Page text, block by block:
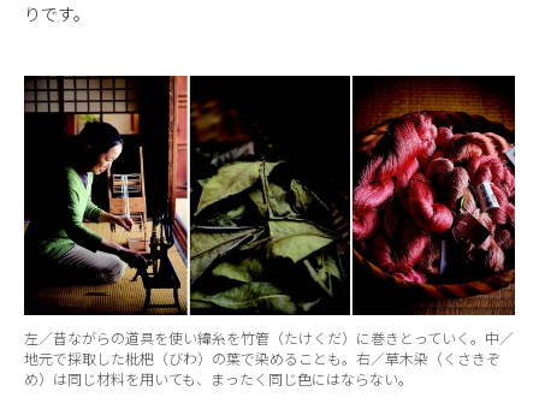
りです。
左／昔ながらの道具を使い緯糸を竹管（たけくだ）に巻きとっていく。中／
地元で採取した枇杷（びわ）の葉で染めることも。右／草木染（くさきぞ
め）は同じ材料を用いても、まったく同じ色にはならない。